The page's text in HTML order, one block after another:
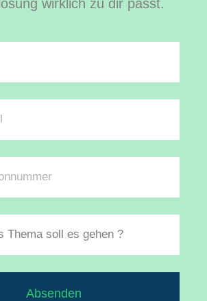
wirklich zu dir passt.
Absenden